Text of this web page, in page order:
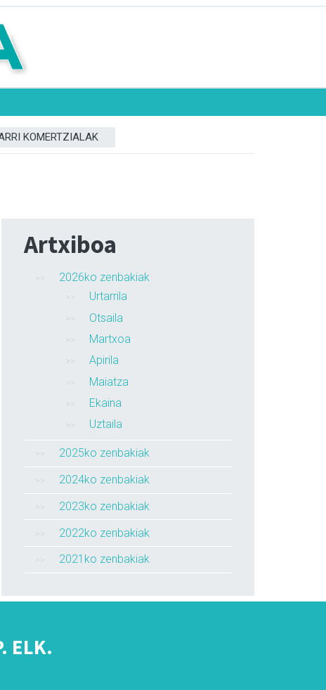
KOMERTZIALAK
Artxiboa
2026ko zenbakiak
Urtarrila
Otsaila
Martxoa
Apirila
Maiatza
Ekaina
Uztaila
2025ko zenbakiak
2024ko zenbakiak
2023ko zenbakiak
2022ko zenbakiak
2021ko zenbakiak
ELK.